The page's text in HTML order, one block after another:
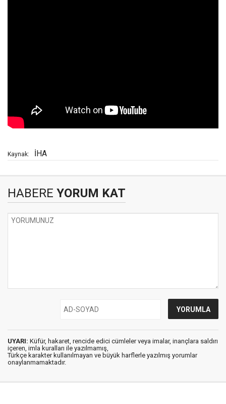
Kaynak: İHA
HABERE YORUM KAT
UYARI: Küfür, hakaret, rencide edici cümleler veya imalar, inançlara saldırı
içeren, imla kuralları ile yazılmamış,
Türkçe karakter kullanılmayan ve büyük harflerle yazılmış yorumlar
onaylanmamaktadır.